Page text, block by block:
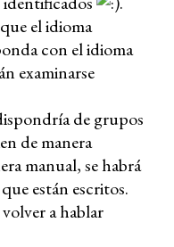
el idioma
con el idioma
examinarse
de grupos
de manera
manual, se habrá
están escritos.
a hablar